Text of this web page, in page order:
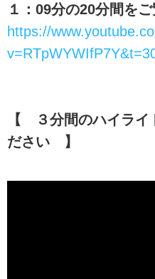
１：09分の20分間を
https://
【 ３分間のハイライ
ださい 】